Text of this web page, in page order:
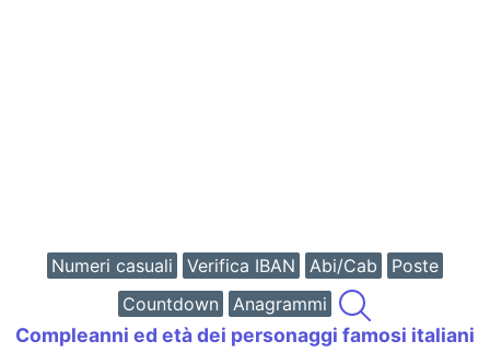
Numeri casuali Verifica IBAN Abi/Cab
Poste
Countdown
Anagrammi
Compleanni ed età dei personaggi famosi italiani